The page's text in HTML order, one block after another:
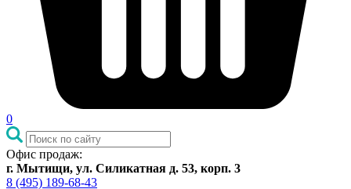
0
Офис продаж:
г. Мытищи, ул. Силикатная д. 53, корп. 3
8 (495) 189-68-43